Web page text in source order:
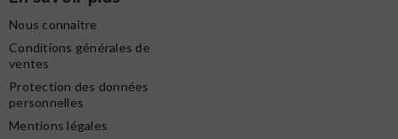
Nous connaitre
Conditions générales de
ventes
Protection des données
personnelles
Mentions légales